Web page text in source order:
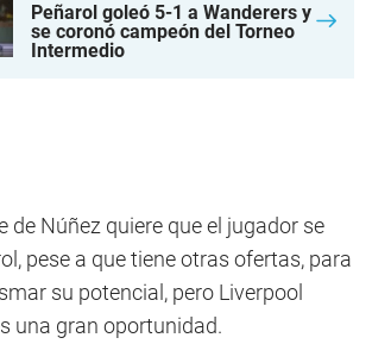
Peñarol goleó 5-1 a Wanderers y
se coronó campeón del Torneo
Intermedio
de Núñez quiere que el jugador se
pese a que tiene otras ofertas, para
su potencial, pero Liverpool
una gran oportunidad.